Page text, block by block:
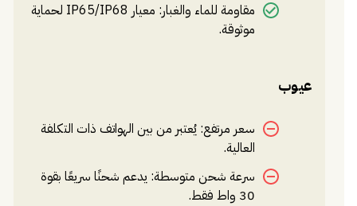
مقاومة للماء والغبار: معيار IP65/IP68 لحماية
موثوقة.
عيوب
سعر مرتفع: يُعتبر من بين الهواتف ذات التكلفة
العالية.
سرعة شحن متوسطة: يدعم شحنًا سريعًا بقوة
30 واط فقط.